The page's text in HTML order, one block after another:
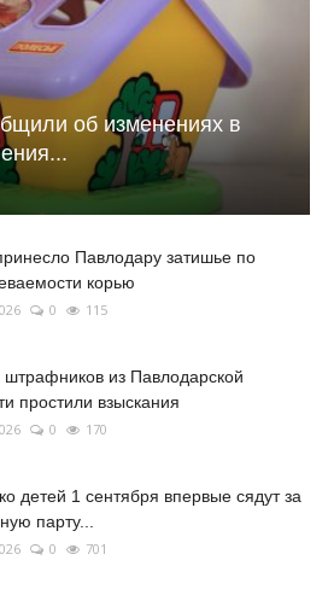
об изменениях в
Павлодару затишье по
корью
0 115
штрафников из Павлодарской
простили взыскания
0 170
детей 1 сентября впервые сядут за
парту...
0 701